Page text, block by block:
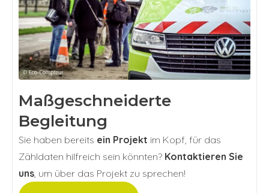
Maßgeschneiderte
Begleitung
Sie haben bereits ein Projekt im Kopf, für das
Zähldaten hilfreich sein könnten? Kontaktieren Sie
uns, um über das Projekt zu sprechen!